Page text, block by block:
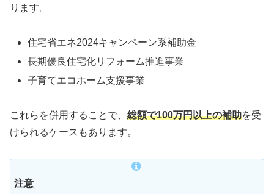
ります。
住宅省エネ2024キャンペーン系補助金
長期優良住宅化リフォーム推進事業
子育てエコホーム支援事業
これらを併用することで、 総額で100万円以上の補助を受
けられるケースもあります。
注意